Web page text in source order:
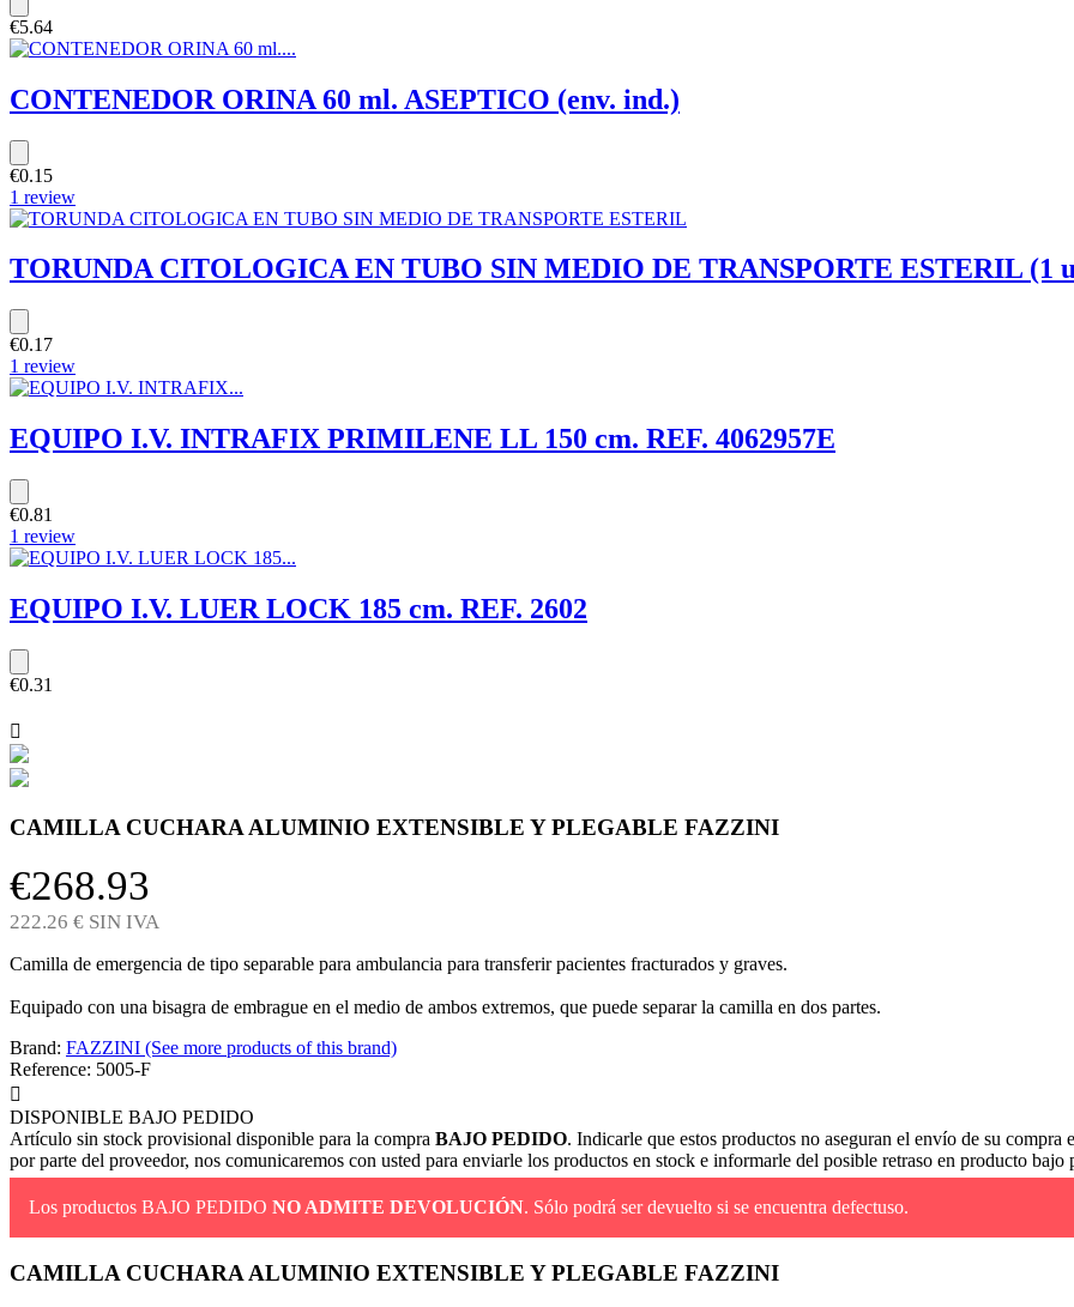
€5.64
CONTENEDOR ORINA 60 ml. ASEPTICO (env. ind.)
€0.15
1 review
TORUNDA CITOLOGICA EN TUBO SIN MEDIO DE TRANSPORTE ESTERIL (1
€0.17
1 review
EQUIPO I.V. INTRAFIX PRIMILENE LL 150 cm. REF. 4062957E
€0.81
1 review
EQUIPO I.V. LUER LOCK 185 cm. REF. 2602
€0.31

CAMILLA CUCHARA ALUMINIO EXTENSIBLE Y PLEGABLE FAZZINI
€268.93
222.26 € SIN IVA
Camilla de emergencia de tipo separable para ambulancia para transferir pacientes fracturados y graves.
Equipado con una bisagra de embrague en el medio de ambos extremos, que puede separar la camilla en dos partes.
Brand: FAZZINI (See more products of this brand)
Reference: 5005-F

DISPONIBLE BAJO PEDIDO
Artículo sin stock provisional disponible para la compra BAJO PEDIDO. Indicarle que estos productos no aseguran el envío de su
por parte del proveedor, nos comunicaremos con usted para enviarle los productos en stock e informarle del posible retraso en producto bajo
Los productos BAJO PEDIDO NO ADMITE DEVOLUCIÓN. Sólo podrá ser devuelto si se encuentra defectuso.
CAMILLA CUCHARA ALUMINIO EXTENSIBLE Y PLEGABLE FAZZINI